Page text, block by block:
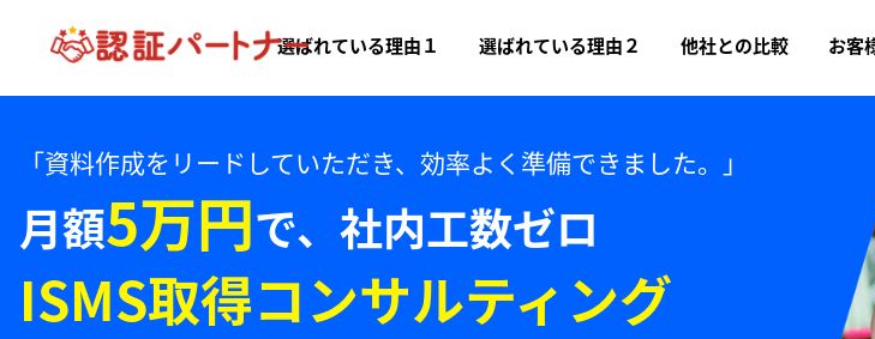
選ばれている理由１ 選ばれている理由２ 他社との比較 お客
「資料作成をリードしていただき、効率よく準備できました。」
月額5万円で、社内工数ゼロ
ISMS取得コンサルティング